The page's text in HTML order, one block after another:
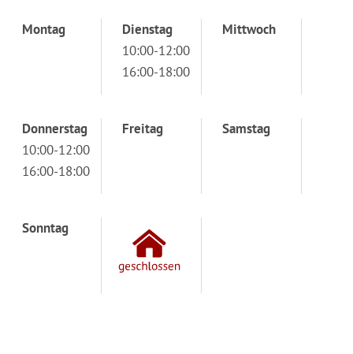
Montag
Dienstag
10:00-12:00
16:00-18:00
Mittwoch
Donnerstag
10:00-12:00
16:00-18:00
Freitag Samstag
Sonntag